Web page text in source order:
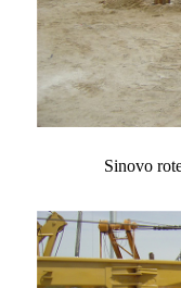
Sinovo